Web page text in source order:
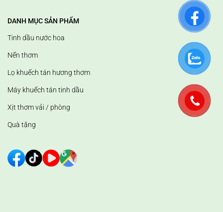
DANH MỤC SẢN PHẨM
Tinh dầu nước hoa
Nến thơm
Lọ khuếch tán hương thơm
Máy khuếch tán tinh dầu
Xịt thơm vải / phòng
Quà tặng